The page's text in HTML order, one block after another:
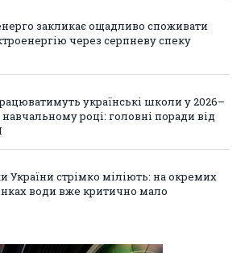
закликає ощадливо споживати
через серпневу спеку
українські школи у 2026–
навчальному році: головні поради від
України стрімко міліють: на окремих
води вже критично мало